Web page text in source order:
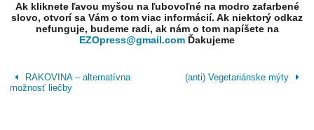
Ak kliknete ľavou myšou na ľubovoľné na modro zafarbené
slovo, otvorí sa Vám o tom viac informácií. Ak niektorý odkaz
nefunguje, budeme radi, ak nám o tom napíšete na
EZOpress@gmail.com Ďakujeme
RAKOVINA – alternatívna
možnosť liečby
(anti) Vegetariánske mýty